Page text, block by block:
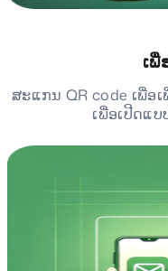
ເພື່
ສະແກນ QR code ເພື່ອ
ເພື່ອເປີດແ